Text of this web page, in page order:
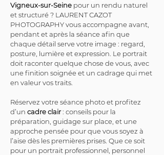
Vigneux-sur-Seine pour un rendu naturel
et structuré ? LAURENT CAZOT
PHOTOGRAPHY vous accompagne avant,
pendant et après la séance afin que
chaque détail serve votre image : regard,
posture, lumière et expression. Le portrait
doit raconter quelque chose de vous, avec
une finition soignée et un cadrage qui met
en valeur vos traits.
Réservez votre séance photo et profitez
d’un cadre clair : conseils pour la
préparation, guidage sur place, et une
approche pensée pour que vous soyez à
l’aise dès les premières prises. Que ce soit
pour un portrait professionnel, personnel